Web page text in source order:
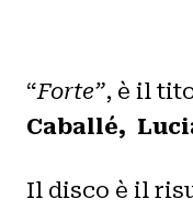
“Forte”, è il
Caballé,
Il disco è il